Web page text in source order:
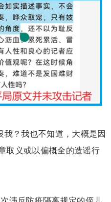
我？我也不知道，大概是因
取义或以偏概全的造谣行